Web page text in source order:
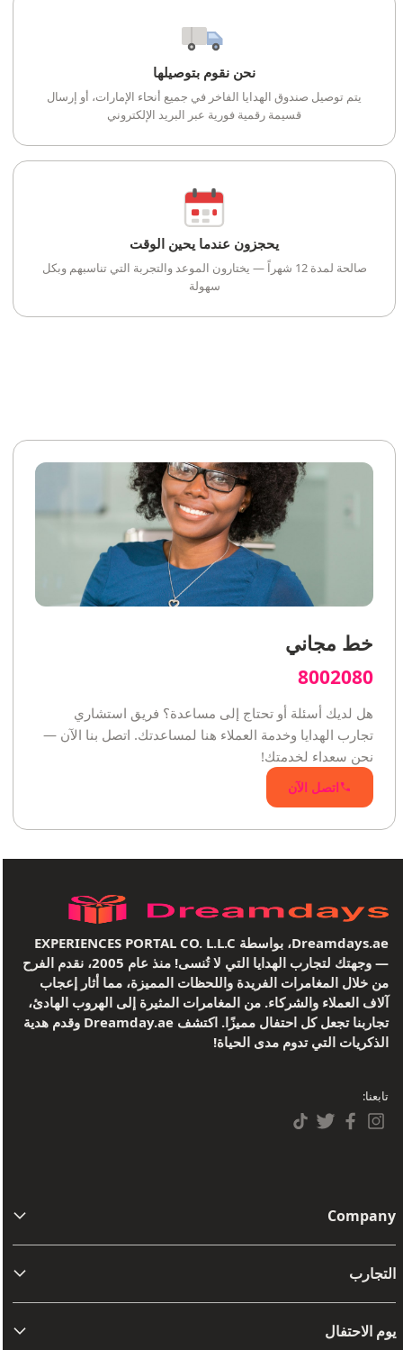
نحن نقوم بتوصيلها
يتم توصيل صندوق الهدايا الفاخر في جميع أنحاء الإمارات، أو إرسال
قسيمة رقمية فورية عبر البريد الإلكتروني
يحجزون عندما يحين الوقت
صالحة لمدة 12 شهراً — يختارون الموعد والتجربة التي تناسبهم وبكل
سهولة
خط مجاني
8002080
هل لديك أسئلة أو تحتاج إلى مساعدة؟ فريق استشاري
تجارب الهدايا وخدمة العملاء هنا لمساعدتك. اتصل بنا الآن —
نحن سعداء لخدمتك!
اتصل الآن
Dreamdays.ae، بواسطة EXPERIENCES PORTAL CO. L.L.C
— وجهتك لتجارب الهدايا التي لا تُنسى! منذ عام 2005، نقدم الفرح
من خلال المغامرات الفريدة واللحظات المميزة، مما أثار إعجاب
آلاف العملاء والشركاء. من المغامرات المثيرة إلى الهروب الهادئ،
تجاربنا تجعل كل احتفال مميزًا. اكتشف Dreamday.ae وقدم هدية
الذكريات التي تدوم مدى الحياة!
تابعنا:
Company
الشروط والأحكام
التجارب
يوم الاحتفال